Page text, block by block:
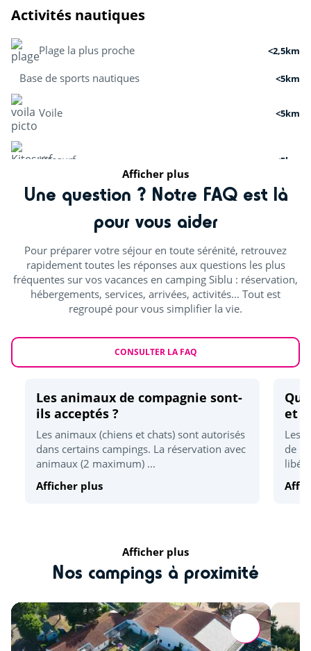
Activités nautiques
Plage la plus proche <2,5km
Base de sports nautiques <5km
Voile <5km
Kitesurf <5km
Paddle
Activités nature
Pistes cyclables <2,5km
Mini-golf
Mini-ferme <15km
Pêche <15km
Tir à l'arc <5km
Activités sportives
Accrobranche <5km
Quad <5km
Centre équestre (€)
Détente et bien être
Plage la plus proche <2,5km
Afficher plus
Une question ? Notre FAQ est là
pour vous aider
Pour préparer votre séjour en toute sérénité, retrouvez
rapidement toutes les réponses aux questions les plus
fréquentes sur vos vacances en camping Siblu : réservation,
hébergements, services, arrivées, activités... Tout est
regroupé pour vous simplifier la vie.
CONSULTER LA FAQ
Les animaux de compagnie sont-
ils acceptés ?
Les animaux (chiens et chats) sont autorisés
dans certains campings. La réservation avec
animaux (2 maximum) ...
Afficher plus
et
Les
de
Afficher plus
Nos campings à proximité